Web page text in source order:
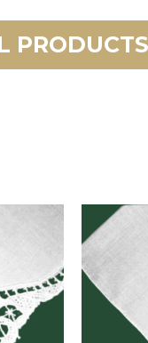
PRODUCTS